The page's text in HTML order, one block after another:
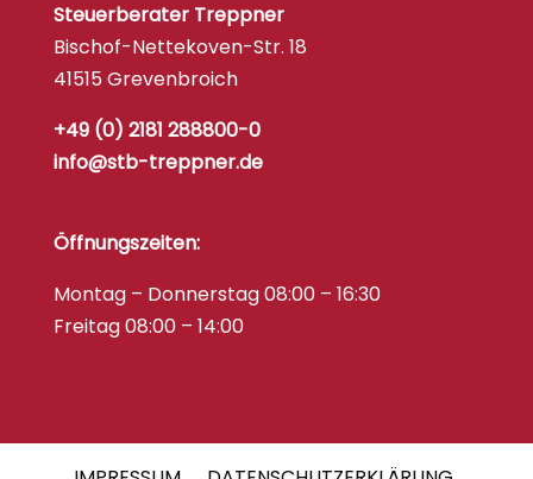
Steuerberater Treppner
Bischof-Nettekoven-Str. 18
41515 Grevenbroich
+49 (0) 2181 288800-0
info@stb-treppner.de
Öffnungszeiten:
Montag – Donnerstag 08:00 – 16:30
Freitag 08:00 – 14:00